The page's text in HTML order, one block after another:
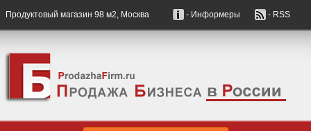
Продуктовый магазин 98 м2, Москва - Информеры - RSS